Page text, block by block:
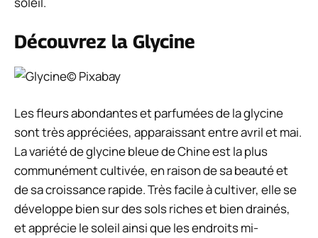
Découvrez la Glycine
© Pixabay
Les fleurs abondantes et parfumées de la glycine
sont très appréciées, apparaissant entre avril et mai.
La variété de glycine bleue de Chine est la plus
communément cultivée, en raison de sa beauté et
de sa croissance rapide. Très facile à cultiver, elle se
développe bien sur des sols riches et bien drainés,
et apprécie le soleil ainsi que les endroits mi-